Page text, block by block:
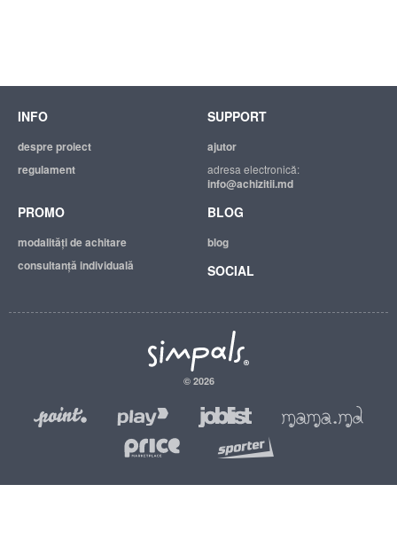
INFO
despre proiect
regulament
SUPPORT
ajutor
adresa electronică:
info@achizitii.md
PROMO
modalităţi de achitare
consultanță individuală
BLOG
blog
SOCIAL
© 2026